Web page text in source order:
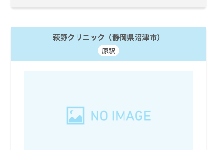
萩野クリニック（静岡県沼津市）
原駅